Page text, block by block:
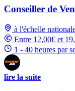
Conseiller de
à l'échelle
Entre 12,00€ et
1 - 40 heures par
lire la suite